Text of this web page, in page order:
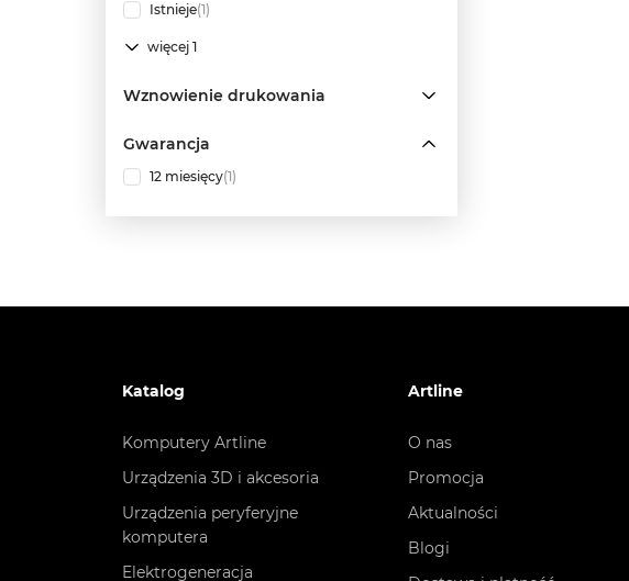
Istnieje(1)
więcej 1
Wznowienie drukowania
Gwarancja
12 miesięcy(1)
Katalog
Komputery Artline
Urządzenia 3D i akcesoria
Urządzenia peryferyjne
komputera
Elektrogeneracja
Artline
O nas
Promocja
Aktualności
Blogi